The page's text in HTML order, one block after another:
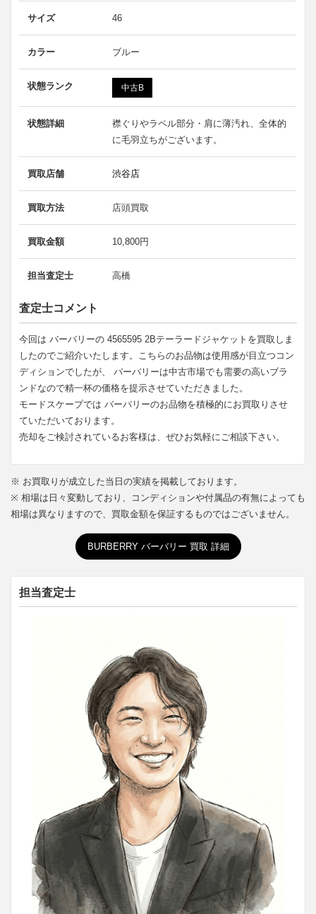
サイズ 46
カラー ブルー
状態ランク 中古B
状態詳細
襟ぐりやラペル部分・肩に薄汚れ、全体的
に毛羽立ちがございます。
買取店舗 渋谷店
買取方法 店頭買取
買取金額 10,800円
担当査定士 高橋
査定士コメント
今回は バーバリーの 4565595 2Bテーラードジャケットを買取しま
したのでご紹介いたします。こちらのお品物は使用感が目立つコン
ディションでしたが、 バーバリーは中古市場でも需要の高いブラ
ンドなので精一杯の価格を提示させていただきました。
モードスケープでは バーバリーのお品物を積極的にお買取りさせ
ていただいております。
売却をご検討されているお客様は、ぜひお気軽にご相談下さい。
※ お買取りが成立した当日の実績を掲載しております。
※ 相場は日々変動しており、コンディションや付属品の有無によっても
相場は異なりますので、買取金額を保証するものではございません。
BURBERRY バーバリー 買取 詳細
担当査定士